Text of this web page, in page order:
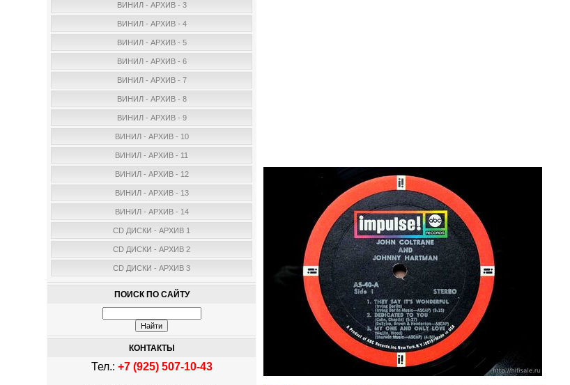
ВИНИЛ - АРХИВ - 3
ВИНИЛ - АРХИВ - 4
ВИНИЛ - АРХИВ - 5
ВИНИЛ - АРХИВ - 6
ВИНИЛ - АРХИВ - 7
ВИНИЛ - АРХИВ - 8
ВИНИЛ - АРХИВ - 9
ВИНИЛ - АРХИВ - 10
ВИНИЛ - АРХИВ - 11
ВИНИЛ - АРХИВ - 12
ВИНИЛ - АРХИВ - 13
ВИНИЛ - АРХИВ - 14
CD ДИСКИ - АРХИВ 1
CD ДИСКИ - АРХИВ 2
CD ДИСКИ - АРХИВ 3
ПОИСК ПО САЙТУ
КОНТАКТЫ
Тел.: +7 (925) 507-10-43